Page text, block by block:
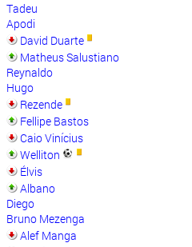
Tadeu
Apodi
David Duarte
Matheus Salustiano
Reynaldo
Hugo
Rezende
Fellipe Bastos
Caio Vinícius
Welliton
Élvis
Albano
Diego
Bruno Mezenga
Alef Manga